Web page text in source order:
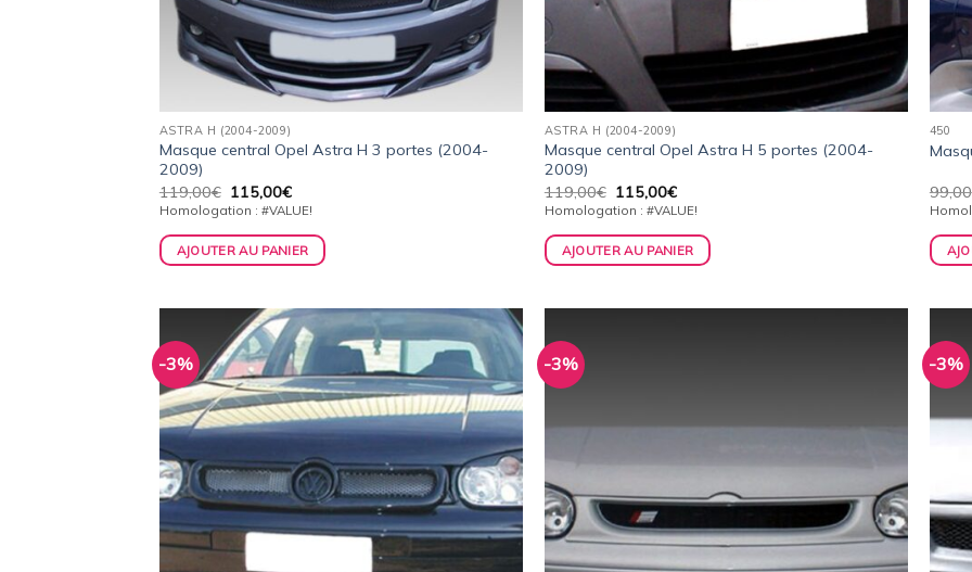
ASTRA H (2004-2009)
Masque central Opel Astra H 3 portes (2004-
2009)
119,00€ Le
prix
initial
était :
119,00€.
115,00€Le
prix
actuel
est :
115,00€.
Homologation : #VALUE!
AJOUTER AU PANIER
ASTRA H (2004-2009)
Masque central Opel Astra H 5 portes (2004-
2009)
119,00€ Le
prix
initial
était :
119,00€.
115,00€Le
prix
actuel
est :
115,00€.
Homologation : #VALUE!
AJOUTER AU PANIER
450
99,00
-3%
Ajouter
à la
wishlist
-3% -3%